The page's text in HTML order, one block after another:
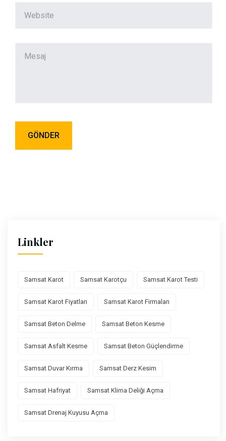
Linkler
Samsat Karot Samsat Karotçu Samsat Karot Testi
Samsat Karot Fiyatları Samsat Karot Firmaları
Samsat Beton Delme Samsat Beton Kesme
Samsat Asfalt Kesme Samsat Beton Güçlendirme
Samsat Duvar Kırma Samsat Derz Kesim
Samsat Hafriyat Samsat Klima Deliği Açma
Samsat Drenaj Kuyusu Açma